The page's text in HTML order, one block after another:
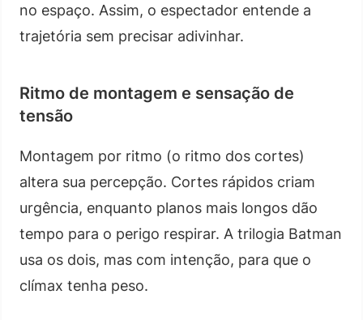
no espaço. Assim, o espectador entende a
trajetória sem precisar adivinhar.
Ritmo de montagem e sensação de
tensão
Montagem por ritmo (o ritmo dos cortes)
altera sua percepção. Cortes rápidos criam
urgência, enquanto planos mais longos dão
tempo para o perigo respirar. A trilogia Batman
usa os dois, mas com intenção, para que o
clímax tenha peso.